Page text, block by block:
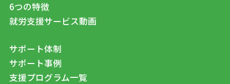
6つの特徴
就労支援サービス動画
サポート体制
サポート事例
支援プログラム一覧